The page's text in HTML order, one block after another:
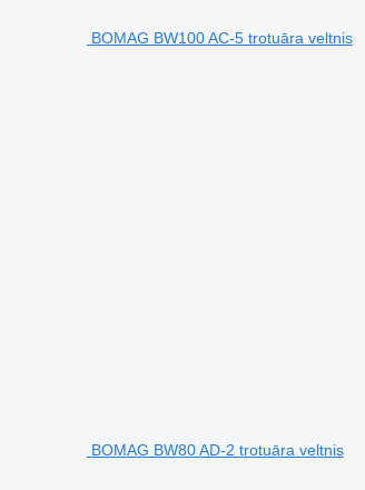
BOMAG BW100 AC-5 trotuāra veltnis
BOMAG BW80 AD-2 trotuāra veltnis